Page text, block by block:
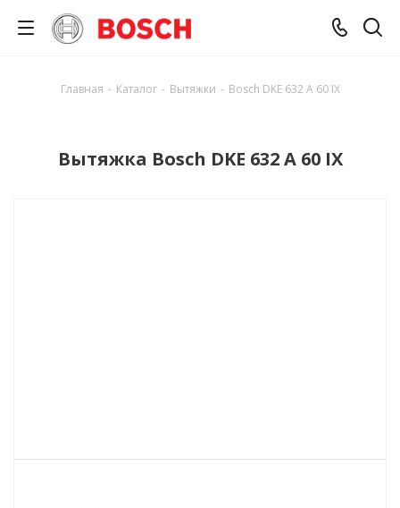
Главная - Каталог - Вытяжки - Bosch DKE 632 A 60 IX
Вытяжка Bosch DKE 632 A 60 IX